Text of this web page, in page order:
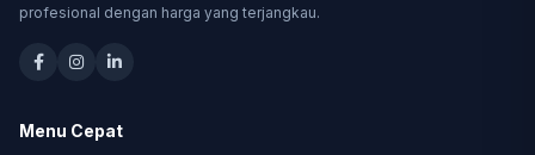
profesional dengan harga yang terjangkau.
Menu Cepat